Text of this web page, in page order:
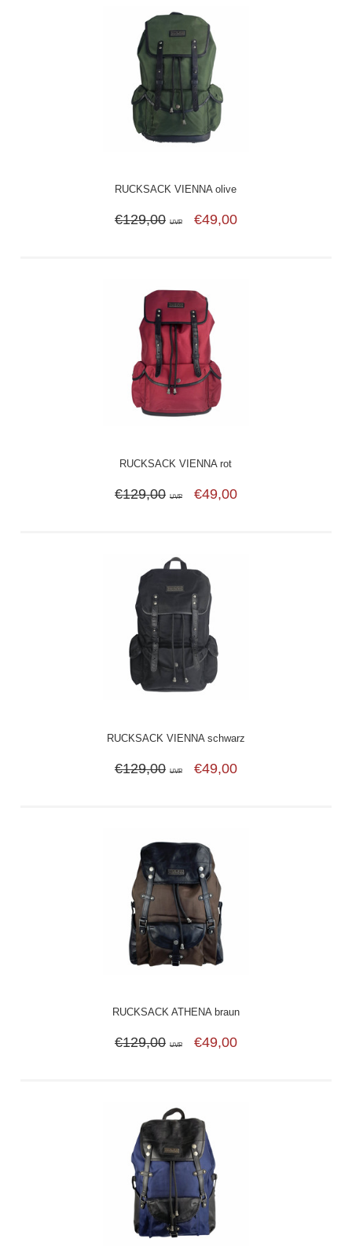
RUCKSACK VIENNA olive
€129,00 UVP €49,00
RUCKSACK VIENNA rot
€129,00 UVP €49,00
RUCKSACK VIENNA schwarz
€129,00 UVP €49,00
RUCKSACK ATHENA braun
€129,00 UVP €49,00